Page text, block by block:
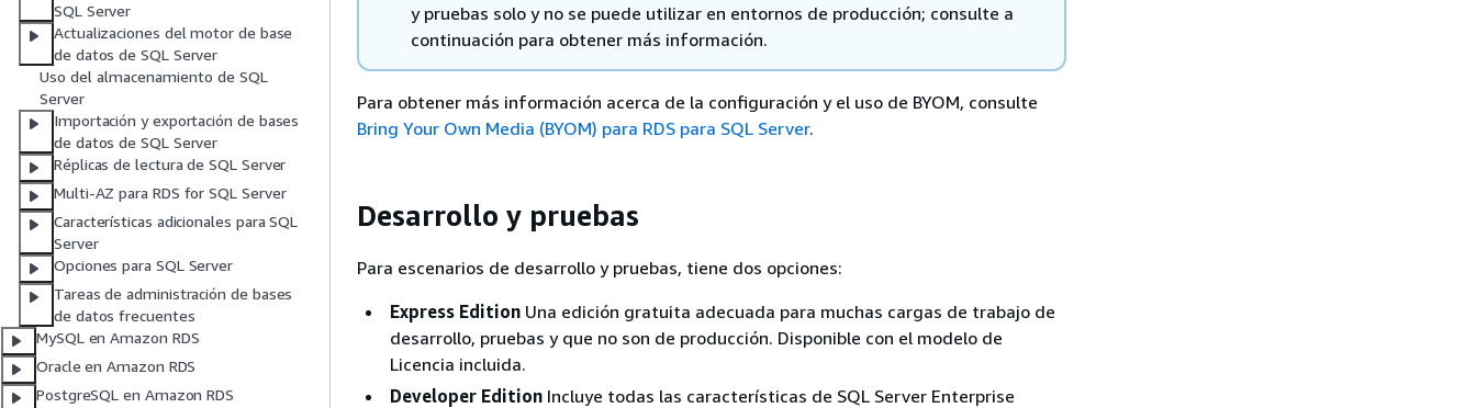
SQL Server
Actualizaciones del motor de base
de datos de SQL Server
Uso del almacenamiento de SQL
Server
Importación y exportación de bases
de datos de SQL Server
Réplicas de lectura de SQL Server
Multi-AZ para RDS for SQL Server
Características adicionales para SQL
Server
Opciones para SQL Server
Tareas de administración de bases
de datos frecuentes
MySQL en Amazon RDS
Oracle en Amazon RDS
PostgreSQL en Amazon RDS
y pruebas solo y no se puede utilizar en entornos de producción; consulte a
continuación para obtener más información.
Para obtener más información acerca de la configuración y el uso de BYOM, consulte
Bring Your Own Media (BYOM) para RDS para SQL Server.
Desarrollo y pruebas
Para escenarios de desarrollo y pruebas, tiene dos opciones:
Express Edition Una edición gratuita adecuada para muchas cargas de trabajo de
desarrollo, pruebas y que no son de producción. Disponible con el modelo de
Licencia incluida.
Developer Edition Incluye todas las características de SQL Server Enterprise